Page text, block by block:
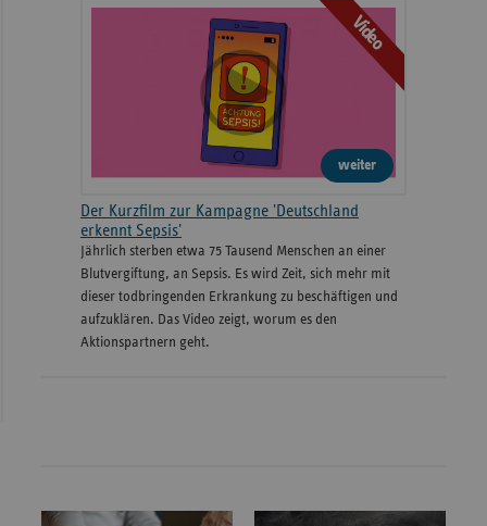
Video
weiter
Der Kurzfilm zur Kampagne 'Deutschland
erkennt Sepsis'
Jährlich sterben etwa 75 Tausend Menschen an einer
Blutvergiftung, an Sepsis. Es wird Zeit, sich mehr mit
dieser todbringenden Erkrankung zu beschäftigen und
aufzuklären. Das Video zeigt, worum es den
Aktionspartnern geht.